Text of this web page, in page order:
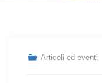
Articoli ed eventi